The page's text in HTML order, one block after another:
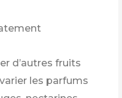
d’autres fruits
les parfums